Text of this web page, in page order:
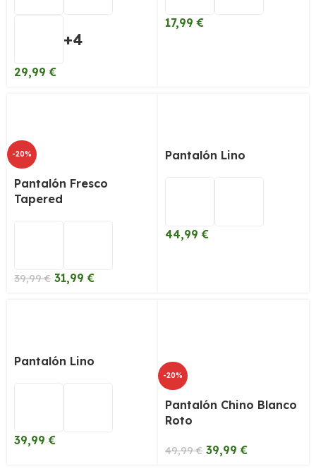
+4
29,99€
17,99€
-20%
Pantalón Fresco
Tapered
39,99€ 31,99€
Pantalón Lino
44,99€
Pantalón Lino
39,99€
-20%
Pantalón Chino Blanco
Roto
49,99€ 39,99€